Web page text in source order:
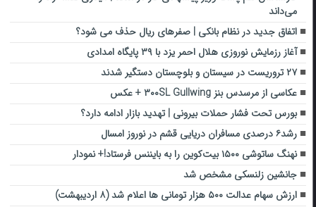
می‌داند
اتفاق جدید در نظام بانکی | صفرهای ریال حذف می شود؟
آغاز رزمایش نوروزی هلال احمر یزد با ۳۹ پایگاه امدادی
۲۷ تروریست در سیستان و بلوچستان دستگیر شدند
عکاسی از مرسدس بنز ۳۰۰SL Gullwing + عکس
بورس تحت فشار حملات بیرونی | تهدید بازار ادامه دارد؟
رشد۶ درصدی مسافران دریایی قشم در نوروز امسال
نهنگ ساتوشی ۱۵۰۰ بیت‌کوین را به بایننس فرستاد!+ نمودار
جانشین زلنسکی مشخص شد
ارزش سهام عدالت ۵۰۰ هزار تومانی ها اعلام شد (۸ اردیبهشت)